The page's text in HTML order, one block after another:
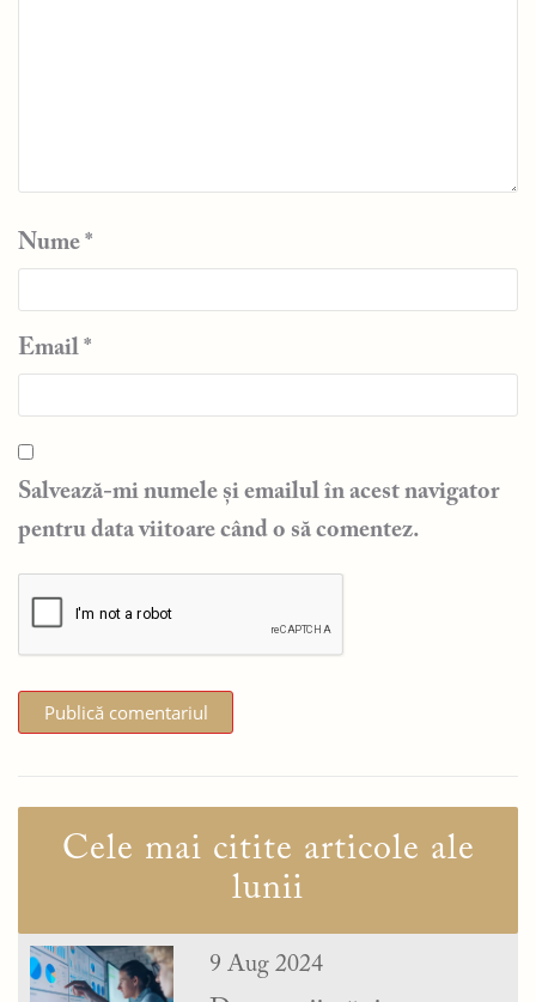
Nume *
Email *
Salvează-mi numele și emailul în acest navigator
pentru data viitoare când o să comentez.
Cele mai citite articole ale
lunii
9 Aug 2024